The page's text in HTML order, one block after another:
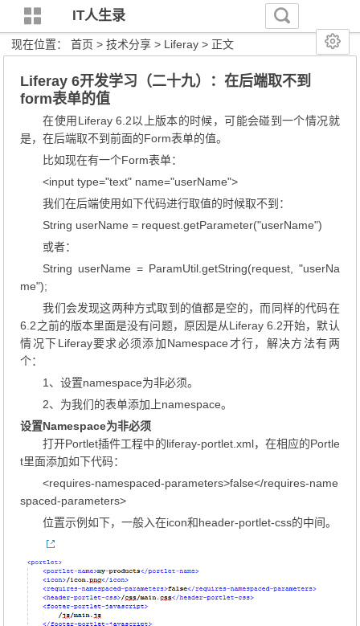
IT人生录
现在位置：首页 >技术分享 > Liferay > 正文
Liferay 6开发学习（二十九）：在后端取不到
form表单的值
在使用Liferay 6.2以上版本的时候，可能会碰到一个情况就
是，在后端取不到前面的Form表单的值。
比如现在有一个Form表单：
<input type="text" name="userName">
我们在后端使用如下代码进行取值的时候取不到：
String userName = request.getParameter("userName")
或者：
String userName = ParamUtil.getString(request, "userNa
me");
我们会发现这两种方式取到的值都是空的，而同样的代码在
6.2之前的版本里面是没有问题，原因是从Liferay 6.2开始，默认
情况下Liferay要求必须添加Namespace才行，解决方法有两
个：
1、设置namespace为非必须。
2、为我们的表单添加上namespace。
设置Namespace为非必须
打开Portlet插件工程中的liferay-portlet.xml，在相应的Portle
t里面添加如下代码：
<requires-namespaced-parameters>false</requires-name
spaced-parameters>
位置示例如下，一般入在icon和header-portlet-css的中间。